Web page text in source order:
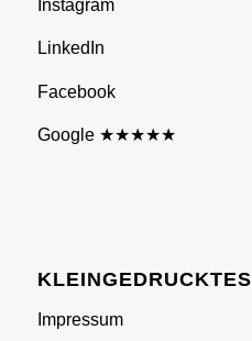
Instagram
LinkedIn
Facebook
Google ★★★★★
KLEINGEDRUCKTES
Impressum